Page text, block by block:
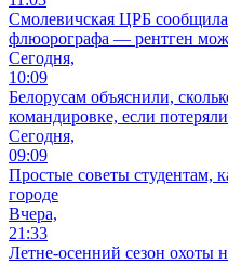
Смолевичская ЦРБ
флюорографа — рентген
Сегодня,
10:09
Белорусам объяснили,
командировке, если
Сегодня,
09:09
Простые советы студентам,
городе
Вчера,
21:33
Летне-осенний сезон охоты